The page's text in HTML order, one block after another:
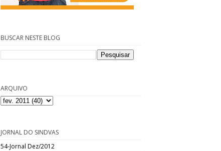
BUSCAR NESTE BLOG
ARQUIVO
JORNAL DO SINDVAS
54-Jornal Dez/2012